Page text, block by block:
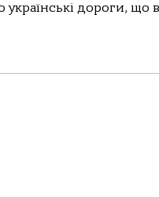
українські дороги,